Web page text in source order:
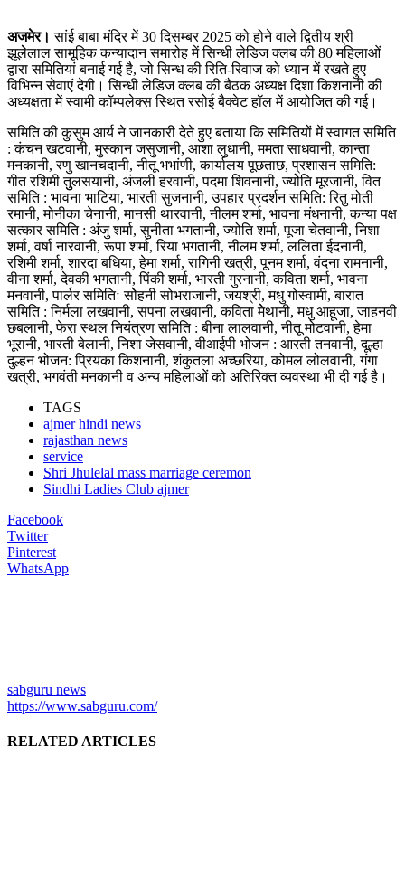
अजमेर। सांई बाबा मंदिर में 30 दिसम्बर 2025 को होने वाले द्वितीय श्री
झूलेेलाल सामूहिक कन्यादान समारोह में सिन्धी लेडिज क्लब की 80 महिलाओं
द्वारा समितियां बनाई गई है, जो सिन्ध की रिति-रिवाज को ध्यान में रखते हुए
विभिन्न सेवाएं देगी। सिन्धी लेडिज क्लब की बैठक अध्यक्ष दिशा किशनानी की
अध्यक्षता में स्वामी कॉम्पलेक्स स्थित रसोई बैक्वेट हॉल में आयोजित की गई।
समिति की कुसुम आर्य ने जानकारी देते हुए बताया कि समितियों में स्वागत समिति
: कंचन खटवानी, मुस्कान जसुजानी, आशा लुधानी, ममता साधवानी, कान्ता
मनकानी, रणु खानचदानी, नीतू भभांणी, कार्यालय पूछताछ, प्रशासन समिति:
गीत रशिमी तुुलसयानी, अंजली हरवानी, पदमा शिवनानी, ज्योेति मूरजानी, वित
समिति : भावना भाटिया, भारती सुजनानी, उपहार प्रदर्शन समिति: रितु मोती
रमानी, मोनीका चेनानी, मानसी थारवानी, नीलम शर्मा, भावना मंधनानी, कन्या पक्ष
सत्कार समिति : अंजु शर्मा, सुनीता भगतानी, ज्योति शर्मा, पूजा चेतवानी, निशा
शर्मा, वर्षा नारवानी, रूपा शर्मा, रिया भगतानी, नीलम शर्मा, ललिता ईदनानी,
रशिमी शर्मा, शारदा बधिया, हेमा शर्मा, रागिनी खत्री, पूनम शर्मा, वंदना रामनानी,
वीना शर्मा, देवकी भगतानी, पिंकी शर्मा, भारती गुरनानी, कविता शर्मा, भावना
मनवानी, पार्लर समितिः सोेहनी सोभराजानी, जयश्री, मधु गोस्वामी, बारात
समिति : निर्मला लखवानी, सपना लखवानी, कविता मेेथानी, मधु आहूजा, जाहनवी
छबलानी, फेरा स्थल नियंत्रण समिति : बीना लालवानी, नीतू मोटवानी, हेमा
भूरानी, भारती बेलानी, निशा जेसवानी, वीआईपी भोजन : आरती तनवानी, दूल्हा
दुल्हन भोजन: प्रियका किशनानी, शंकुतला अच्छरिया, कोमल लोलवानी, गंगा
खत्री, भगवंती मनकानी व अन्य महिलाओं को अतिरिक्त व्यवस्था भी दी गई है।
TAGS
ajmer hindi news
rajasthan news
service
Shri Jhulelal mass marriage ceremon
Sindhi Ladies Club ajmer
Facebook
Twitter
Pinterest
WhatsApp
sabguru news
https://www.sabguru.com/
RELATED ARTICLES